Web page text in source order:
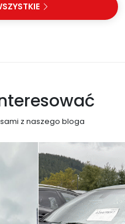
z naszego bloga